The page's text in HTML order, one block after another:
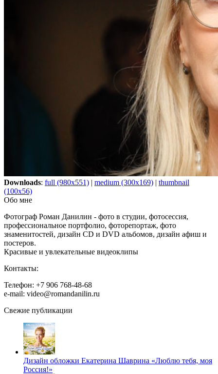
Downloads: full (980x551) | medium (300x169) | thumbnail
(100x56)
Обо мне
Фотограф Роман Данилин - фото в студии, фотосессия,
профессиональное портфолио, фоторепортаж, фото
знаменитостей, дизайн CD и DVD альбомов, дизайн афиш и
постеров.
Красивые и увлекательные видеоклипы
Контакты:
Телефон: +7 906 768-48-68
e-mail: video@romandanilin.ru
Свежие публикации
Дизайн обложки Екатерина Шаврина «Люблю тебя, моя
Россия!»